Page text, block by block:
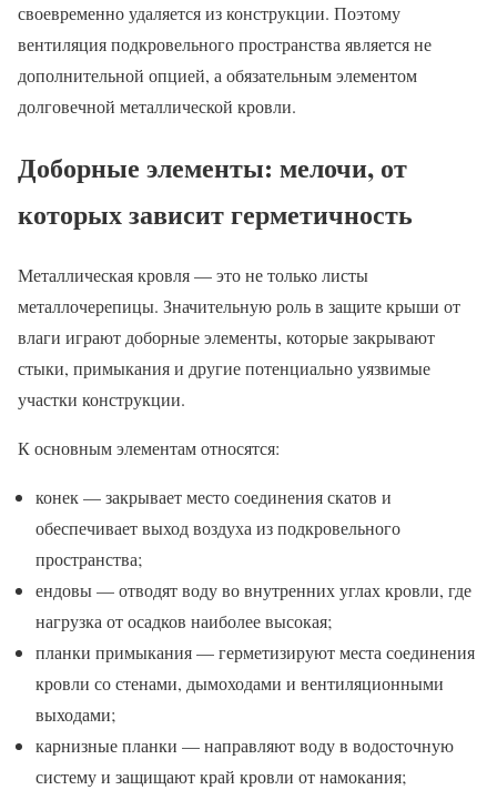
своевременно удаляется из конструкции. Поэтому
вентиляция подкровельного пространства является не
дополнительной опцией, а обязательным элементом
долговечной металлической кровли.
Доборные элементы: мелочи, от
которых зависит герметичность
Металлическая кровля — это не только листы
металлочерепицы. Значительную роль в защите крыши от
влаги играют доборные элементы, которые закрывают
стыки, примыкания и другие потенциально уязвимые
участки конструкции.
К основным элементам относятся:
конек — закрывает место соединения скатов и
обеспечивает выход воздуха из подкровельного
пространства;
ендовы — отводят воду во внутренних углах кровли, где
нагрузка от осадков наиболее высокая;
планки примыкания — герметизируют места соединения
кровли со стенами, дымоходами и вентиляционными
выходами;
карнизные планки — направляют воду в водосточную
систему и защищают край кровли от намокания;